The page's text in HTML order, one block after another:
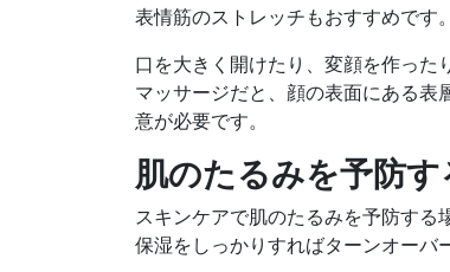
表情筋のストレッチもおすすめです。
口を大きく開けたり、変顔を作った
マッサージだと、顔の表面にある
意が必要です。
肌のたるみを予防す
スキンケアで肌のたるみを予防する
保湿をしっかりすればターンオーバ